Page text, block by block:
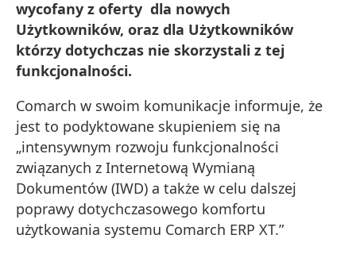
wycofany z oferty dla nowych
Użytkowników, oraz dla Użytkowników
którzy dotychczas nie skorzystali z tej
funkcjonalności.
Comarch w swoim komunikacje informuje, że
jest to podyktowane skupieniem się na
„intensywnym rozwoju funkcjonalności
związanych z Internetową Wymianą
Dokumentów (IWD) a także w celu dalszej
poprawy dotychczasowego komfortu
użytkowania systemu Comarch ERP XT.”